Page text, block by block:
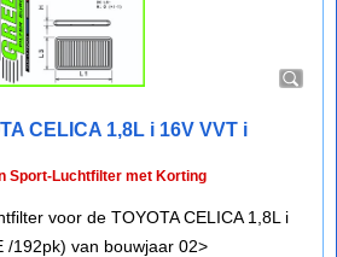
CELICA 1,8L i 16V VVT i
Sport-Luchtfilter met Korting
voor de TOYOTA CELICA 1,8L i
/192pk) van bouwjaar 02>